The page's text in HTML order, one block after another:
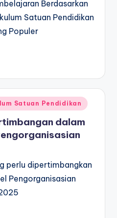
Berdasarkan
Satuan Pendidikan
Populer
Satuan Pendidikan
dalam
perlu dipertimbangkan
Pengorganisasian